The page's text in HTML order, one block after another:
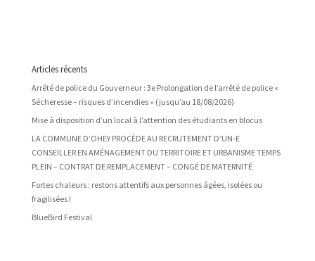
Articles récents
Arrêté de police du Gouverneur : 3e Prolongation de l’arrêté de police «
Sécheresse – risques d’incendies » (jusqu’au 18/08/2026)
Mise à disposition d’un local à l’attention des étudiants en blocus
LA COMMUNE D’OHEY PROCÈDE AU RECRUTEMENT D’UN-E
CONSEILLER EN AMÉNAGEMENT DU TERRITOIRE ET URBANISME TEMPS
PLEIN – CONTRAT DE REMPLACEMENT – CONGÉ DE MATERNITÉ
Fortes chaleurs : restons attentifs aux personnes âgées, isolées ou
fragilisées !
BlueBird Festival